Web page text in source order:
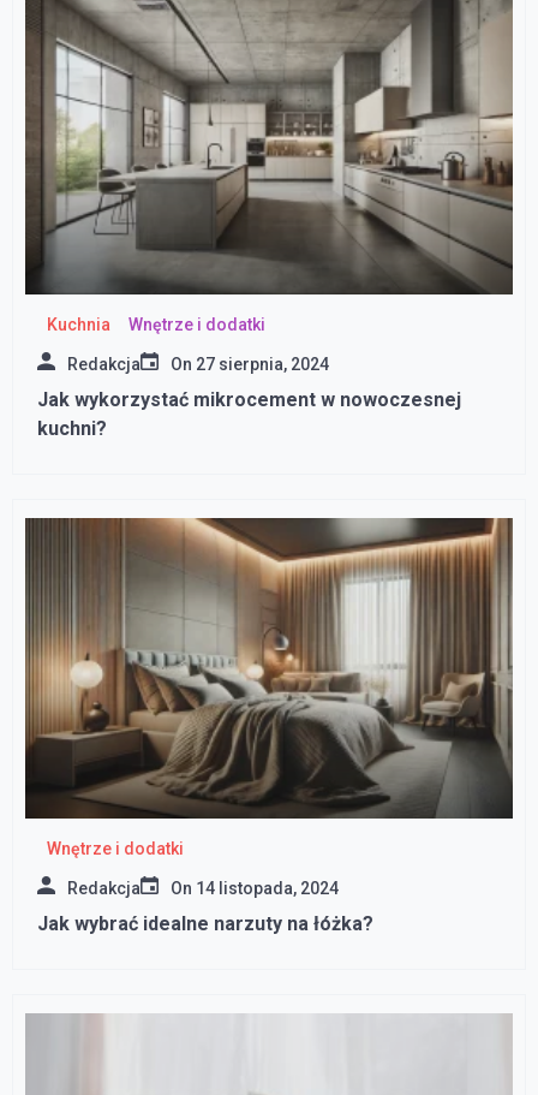
Kuchnia Wnętrze i dodatki
Redakcja On 27 sierpnia, 2024
Jak wykorzystać mikrocement w nowoczesnej
kuchni?
Wnętrze i dodatki
Redakcja On 14 listopada, 2024
Jak wybrać idealne narzuty na łóżka?